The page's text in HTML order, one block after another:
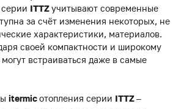
серии ITTZучитывают современные
за счёт изменения некоторых, не
характеристики, материалов.
своей компактности и широкому
встраиваться даже в самые
itermicотопления серии ITTZ–